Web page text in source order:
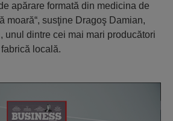
apărare formată din medicina de
moară“, susţine Dragoş Damian,
unul dintre cei mai mari producători
locală.